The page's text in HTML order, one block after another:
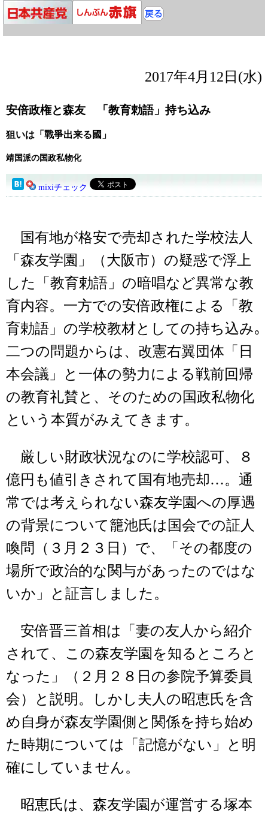
2017年4月12日(水)
安倍政権と森友 「教育勅語」持ち込み
狙いは「戰爭出来る國」
靖国派の国政私物化
mixiチェック
国有地が格安で売却された学校法人
「森友学園」（大阪市）の疑惑で浮上
した「教育勅語」の暗唱など異常な教
育内容。一方での安倍政権による「教
育勅語」の学校教材としての持ち込み｡
二つの問題からは、改憲右翼団体「日
本会議」と一体の勢力による戦前回帰
の教育礼賛と、そのための国政私物化
という本質がみえてきます。
厳しい財政状況なのに学校認可、８
億円も値引きされて国有地売却…。通
常では考えられない森友学園への厚遇
の背景について籠池氏は国会での証人
喚問（３月２３日）で、「その都度の
場所で政治的な関与があったのではな
いか」と証言しました。
安倍晋三首相は「妻の友人から紹介
されて、この森友学園を知るところと
なった」（２月２８日の参院予算委員
会）と説明。しかし夫人の昭恵氏を含
め自身が森友学園側と関係を持ち始め
た時期については「記憶がない」と明
確にしていません。
昭恵氏は、森友学園が運営する塚本